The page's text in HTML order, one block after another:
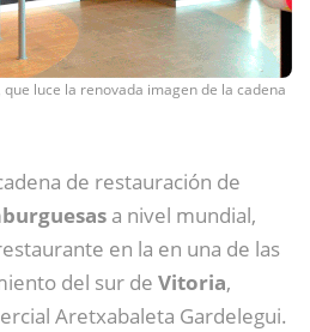
luce la renovada imagen de la cadena
de restauración de
a nivel mundial,
en la en una de las
del sur de Vitoria,
Aretxabaleta Gardelegui.